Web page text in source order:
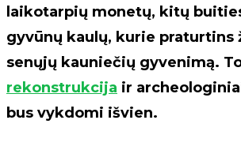
laikotarpių monetų, kitų
gyvūnų kaulų, kurie praturtins
senųjų kauniečių gyvenimą.
rekonstrukcija ir
bus vykdomi išvien.